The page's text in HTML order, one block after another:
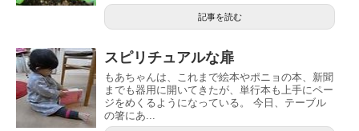
記事を読む
スピリチュアルな扉
もあちゃんは、これまで絵本やポニョの本、新聞
までも器用に開いてきたが、単行本も上手にペー
ジをめくるようになっている。 今日、テーブル
の箸にあ...